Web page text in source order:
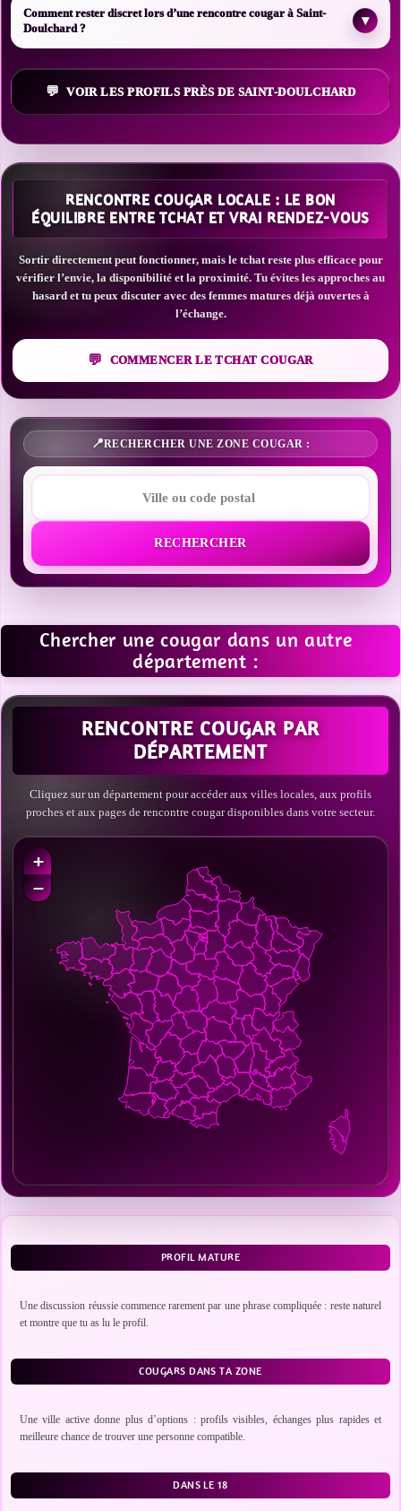
Comment rester discret lors d’une rencontre cougar à Saint-
Doulchard ?
▾
VOIR LES PROFILS PRÈS DE SAINT-DOULCHARD
RENCONTRE COUGAR LOCALE : LE BON
ÉQUILIBRE ENTRE TCHAT ET VRAI RENDEZ-VOUS
Sortir directement peut fonctionner, mais le tchat reste plus efficace pour
vérifier l’envie, la disponibilité et la proximité. Tu évites les approches au
hasard et tu peux discuter avec des femmes matures déjà ouvertes à
l’échange.
COMMENCER LE TCHAT COUGAR
RECHERCHER UNE ZONE COUGAR :
RECHERCHER
Chercher une cougar dans un autre
département :
RENCONTRE COUGAR PAR
DÉPARTEMENT
Cliquez sur un département pour accéder aux villes locales, aux profils
proches et aux pages de rencontre cougar disponibles dans votre secteur.
+
−
PROFIL MATURE
Une discussion réussie commence rarement par une phrase compliquée : reste naturel
et montre que tu as lu le profil.
COUGARS DANS TA ZONE
Une ville active donne plus d’options : profils visibles, échanges plus rapides et
meilleure chance de trouver une personne compatible.
DANS LE 18